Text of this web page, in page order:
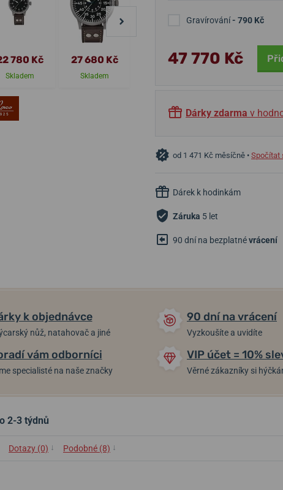
Gravírování- 790 Kč
47 770 Kč
Dárky zdarma v
od 1 471 Kč měsíčně • Spočítat
Dárek k hodinkám
Záruka 5 let
90 dní na bezplatnévrácení
780 Kč
Skladem
27 680 Kč
Skladem
51 450 Kč 9 550 Kč
k objednávce
nůž, natahovač a jiné
90 dní na vrácení
Vyzkoušíte a uvidíte
vám odborníci
specialisté na naše značky
VIP účet = 10%
Věrné zákazníky si
2-3 týdnů
Dotazy (0) ↓ Podobné (8) ↓